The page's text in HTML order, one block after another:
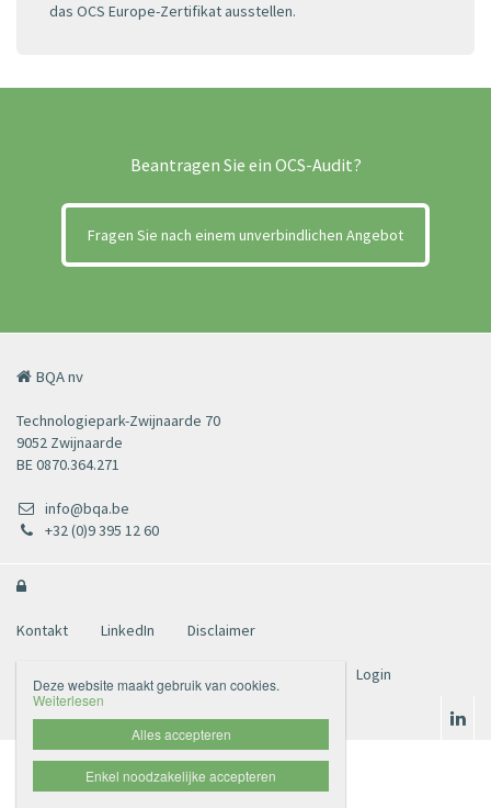
das OCS Europe-Zertifikat ausstellen.
Beantragen Sie ein OCS-Audit?
Fragen Sie nach einem unverbindlichen Angebot
BQA nv
Technologiepark-Zwijnaarde 70
9052 Zwijnaarde
BE 0870.364.271
info@bqa.be
+32 (0)9 395 12 60

Kontakt LinkedIn Disclaimer
Login
Website door Livalos
Deze website maakt gebruik van cookies.
Weiterlesen
Alles accepteren
Enkel noodzakelijke accepteren